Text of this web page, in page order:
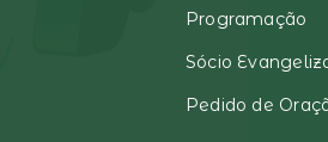
Programação
Sócio
Pedido de